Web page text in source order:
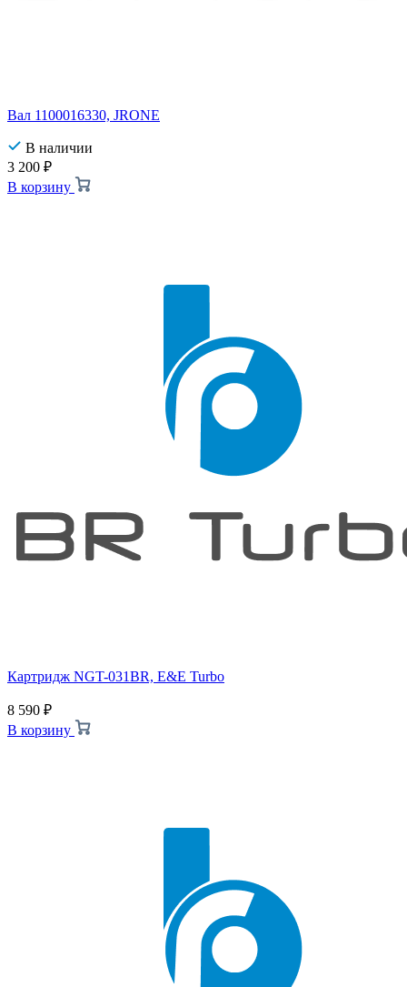
Вал 1100016330, JRONE
В наличии
3 200 ₽
В корзину
Картридж NGT-031BR, E&E Turbo
8 590 ₽
В корзину